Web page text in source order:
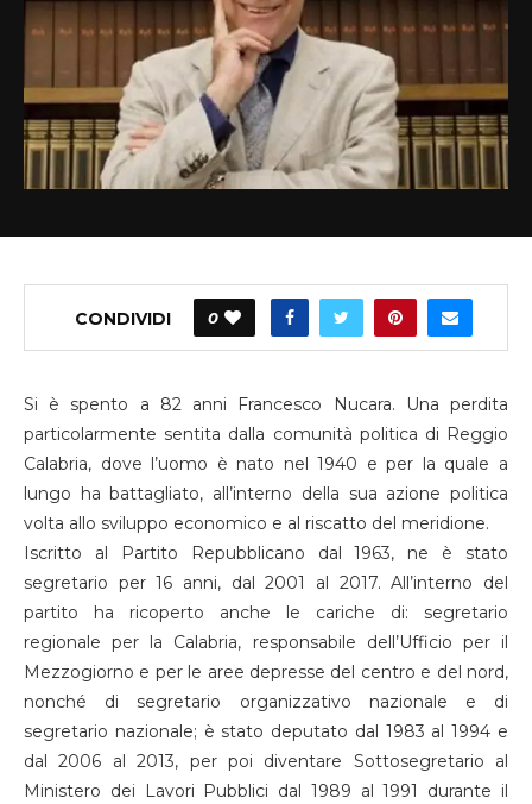
CONDIVIDI 0
Si è spento a 82 anni Francesco Nucara. Una perdita
particolarmente sentita dalla comunità politica di Reggio
Calabria, dove l’uomo è nato nel 1940 e per la quale a
lungo ha battagliato, all’interno della sua azione politica
volta allo sviluppo economico e al riscatto del meridione.
Iscritto al Partito Repubblicano dal 1963, ne è stato
segretario per 16 anni, dal 2001 al 2017. All’interno del
partito ha ricoperto anche le cariche di: segretario
regionale per la Calabria, responsabile dell’Ufficio per il
Mezzogiorno e per le aree depresse del centro e del nord,
nonché di segretario organizzativo nazionale e di
segretario nazionale; è stato deputato dal 1983 al 1994 e
dal 2006 al 2013, per poi diventare Sottosegretario al
Ministero dei Lavori Pubblici dal 1989 al 1991 durante il